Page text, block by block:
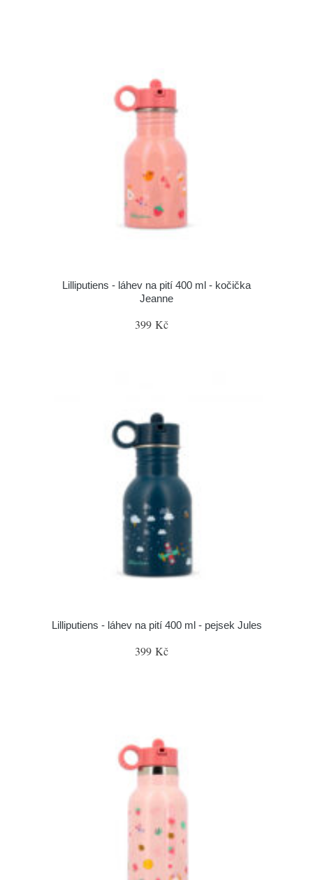
Lilliputiens - láhev na pití 400 ml - kočička
Jeanne
399 Kč
Lilliputiens - láhev na pití 400 ml - pejsek Jules
399 Kč